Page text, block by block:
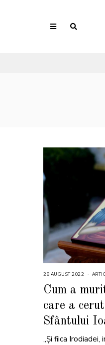
28 AUGUST 2022
U
U
S
2
Cum a
care a
Sfântului
„Şi fiica Irodiadei,